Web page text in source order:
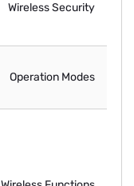
Wireless Security
Operation Modes